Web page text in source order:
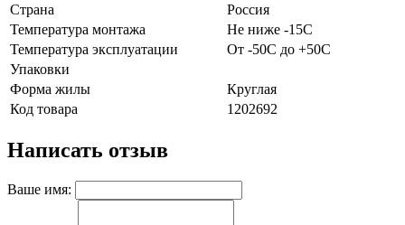
Страна
Россия
Температура монтажа
Не ниже -15С
Температура эксплуатации
От -50С до +50С
Упаковки
Форма жилы
Круглая
Код товара
1202692
Написать отзыв
Ваше имя: